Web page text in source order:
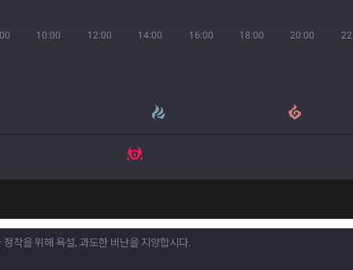
10:00 12:00 14:00 16:00 18:00 20:00